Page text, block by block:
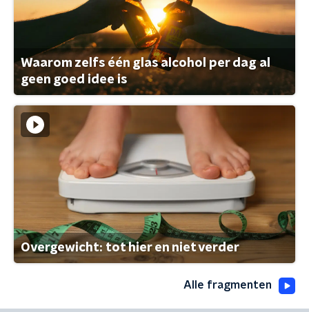
Waarom zelfs één glas alcohol per dag al
geen goed idee is
Overgewicht: tot hier en niet verder
Alle fragmenten